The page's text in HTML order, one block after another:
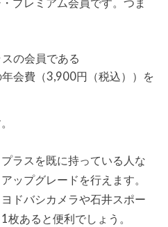
の会員である
会費（3,900円（税込））を
ラスを既に持っている人な
ップグレードを行えます。
ドバシカメラや石井スポー
あると便利でしょう。